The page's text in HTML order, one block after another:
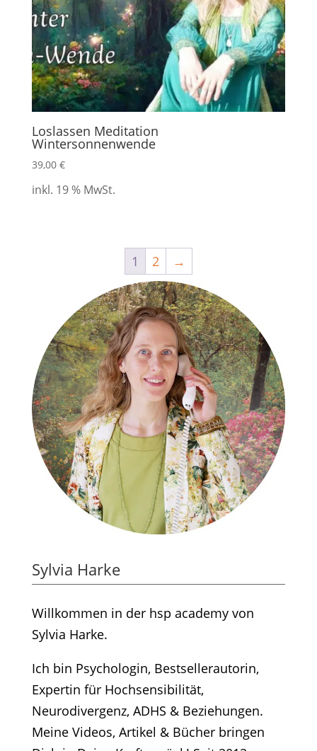
Loslassen Meditation
Wintersonnenwende
39,00 €
inkl. 19 % MwSt.
1 2 →
Sylvia Harke
Willkommen in der hsp academy von
Sylvia Harke.
Ich bin Psychologin, Bestsellerautorin,
Expertin für Hochsensibilität,
Neurodivergenz, ADHS & Beziehungen.
Meine Videos, Artikel & Bücher bringen